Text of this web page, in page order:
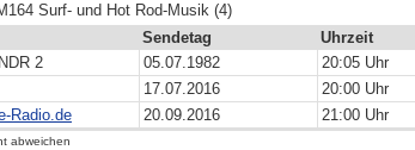
Surf- und Hot Rod-Musik (4)
Sendetag Uhrzeit
2
05.07.1982
20:05 Uhr
17.07.2016 20:00 Uhr
Radio.de
20.09.2016 21:00 Uhr
abweichen